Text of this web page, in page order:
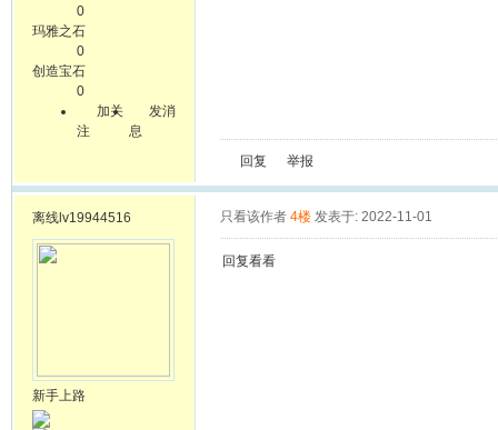
0
玛雅之石
0
创造宝石
0
加关
注
发消
息
回复 举报
离线 lv19944516
新手上路
只看该作者 4楼 发表于: 2022-11-01
回复看看